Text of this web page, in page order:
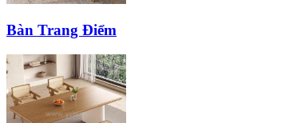
Bàn Trang Điểm